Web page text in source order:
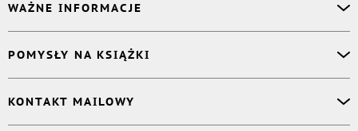
Korektor
Projektant okładki
Druk Twojej książki
Publikacja
WAŻNE INFORMACJE
Książki Ridero
Pomoc
Polityka prywatności
POMYSŁY NA KSIĄŻKI
Dzienniczek malucha
KONTAKT MAILOWY